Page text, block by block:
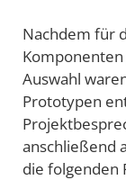
Nachdem für
Auswahl
Prototypen
anschließend
die folgenden